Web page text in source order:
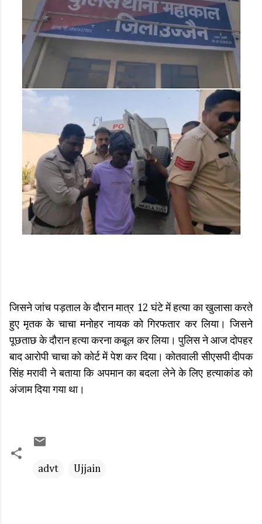
जिसने जांच पड़ताल के दौरान मात्र 12 घंटे में हत्या का खुलासा करते
हुए मृतक के चाचा मनोहर नायक को गिरफतार कर लिया। जिसने
पूछताछ के दौरान हत्या करना कबूल कर लिया। पुलिस ने आज दोपहर
बाद आरोपी चाचा को कोर्ट में पेश कर दिया। कोतवाली सीएसपी दीपक
सिंह मरावी ने बताया कि अपमान का बदला लेने के लिए हत्याकांड को
अंजाम दिया गया था।
advt Ujjain